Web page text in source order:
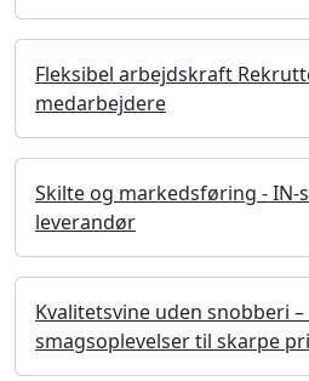
Fleksibel arbejdskraft
medarbejdere
Skilte og markedsføring -
leverandør
Kvalitetsvine uden snobberi
smagsoplevelser til skarpe